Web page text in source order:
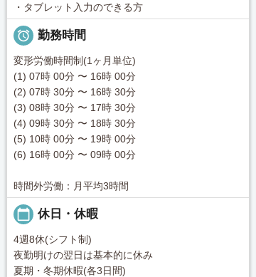
・タブレット入力のできる方
 勤務時間
変形労働時間制(1ヶ月単位)
(1) 07時 00分 〜 16時 00分
(2) 07時 30分 〜 16時 30分
(3) 08時 30分 〜 17時 30分
(4) 09時 30分 〜 18時 30分
(5) 10時 00分 〜 19時 00分
(6) 16時 00分 〜 09時 00分
時間外労働：月平均3時間
calendar_today 休日・休暇
4週8休(シフト制)
夜勤明けの翌日は基本的に休み
夏期・冬期休暇(各3日間)